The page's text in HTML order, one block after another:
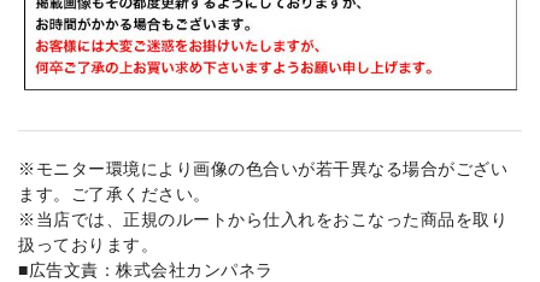
※モニター環境により画像の色合いが若干異なる場合がござい
ます。ご了承ください。
※当店では、正規のルートから仕入れをおこなった商品を取り
扱っております。
■広告文責：株式会社カンパネラ